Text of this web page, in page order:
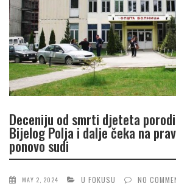
Deceniju od smrti djeteta
Bijelog Polja i dalje čeka na
ponovo sudi
MAY 2, 2024 U FOKUSU NO